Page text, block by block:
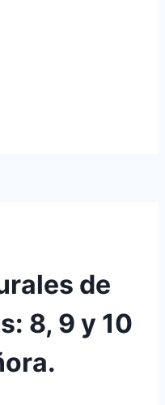
de
8, 9 y 10